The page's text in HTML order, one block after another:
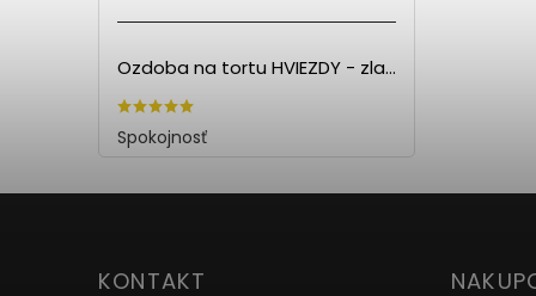
Ozdoba na tortu HVIEZDY - zlatá (5ks)
Spokojnosť
KONTAKT